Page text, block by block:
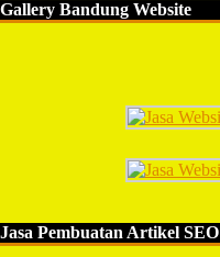
Gallery Bandung Website
Jasa Pembuatan Artikel SEO